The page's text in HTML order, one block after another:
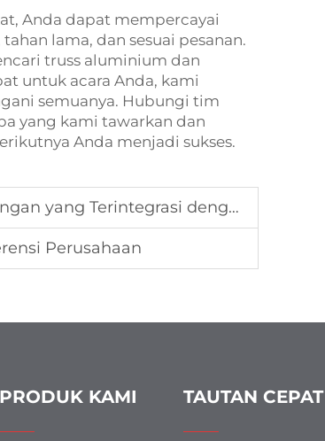
Anda dapat mempercayai
lama, dan sesuai pesanan.
truss aluminium dan
untuk acara Anda, kami
semuanya. Hubungi tim
yang kami tawarkan dan
Anda menjadi sukses.
dengan Tampilan Kembang Api
Perusahaan
PRODUK KAMI TAUTAN CEPAT